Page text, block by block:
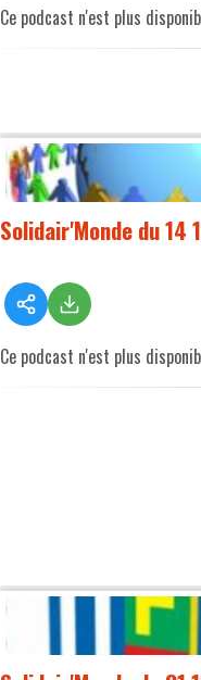
Ce podcast n'est plus
Solidair'Monde du 14
Ce podcast n'est plus